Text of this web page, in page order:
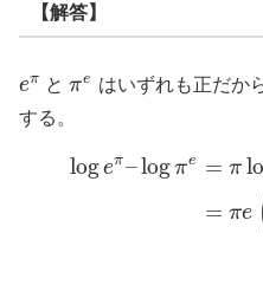
【解答】
eπ とπe
はいずれも正だか
する。
logeπ–logπe
=
=
π
πe